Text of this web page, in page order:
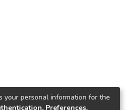
your personal information for the
Preferences,